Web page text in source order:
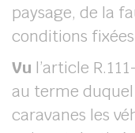
paysage, de la
conditions fixées
Vu l’article
au terme
caravanes les